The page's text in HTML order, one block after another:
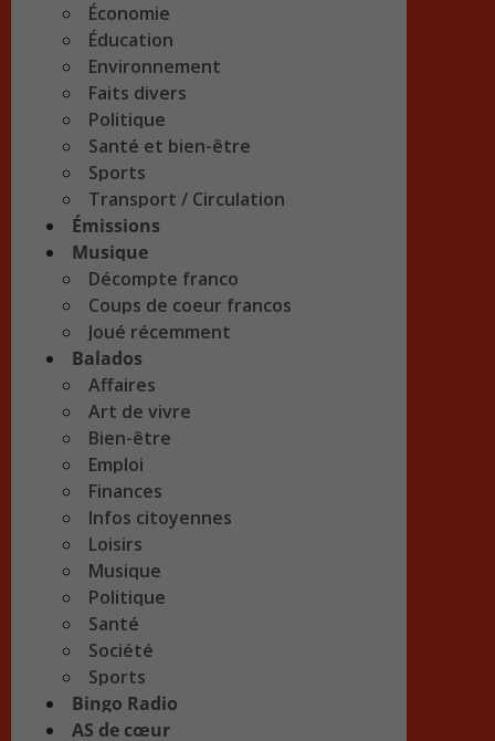
Économie
Éducation
Environnement
Faits divers
Politique
Santé et bien-être
Sports
Transport / Circulation
Émissions
Musique
Décompte franco
Coups de coeur francos
Joué récemment
Balados
Affaires
Art de vivre
Bien-être
Emploi
Finances
Infos citoyennes
Loisirs
Musique
Politique
Santé
Société
Sports
Bingo Radio
AS de cœur